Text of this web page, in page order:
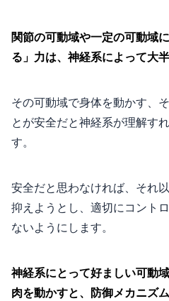
関節の可動域や一定の可動域
る」力は、神経系によって大
その可動域で身体を動かす、
とが安全だと神経系が理解す
す。
安全だと思わなければ、それ
抑えようとし、適切にコント
ないようにします。
神経系にとって好ましい可動
肉を動かすと、防御メカニズ